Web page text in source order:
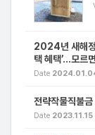
2024년 새해정
택 혜택’…모르
Date
전략작물직불
Date 2023.11.15